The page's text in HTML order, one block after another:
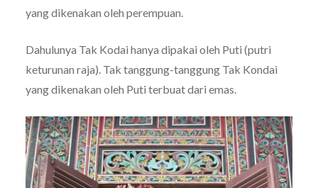
yang dikenakan oleh perempuan.
Dahulunya Tak Kodai hanya dipakai oleh Puti (putri
keturunan raja). Tak tanggung-tanggung Tak Kondai
yang dikenakan oleh Puti terbuat dari emas.